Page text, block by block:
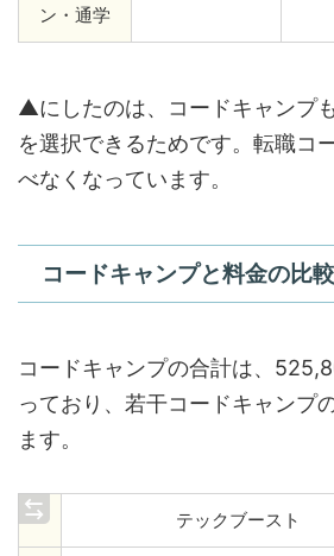
ン・通学
▲にしたのは、コードキャンプ
を選択できるためです。転職コ
べなくなっています。
コードキャンプと料金の比較
コードキャンプの合計は、
っており、若干コードキャンプ
ます。
テックブースト